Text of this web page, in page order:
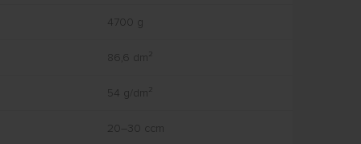
4700 g
86,6 dm²
54 g/dm²
20–30 ccm